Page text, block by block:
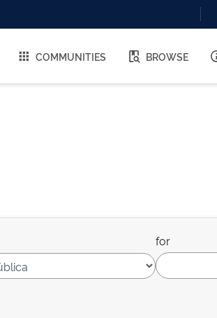
COMMUNITIES BROWSE
for